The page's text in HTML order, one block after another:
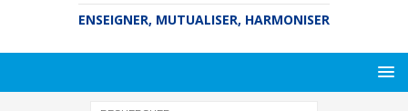
ENSEIGNER, MUTUALISER, HARMONISER